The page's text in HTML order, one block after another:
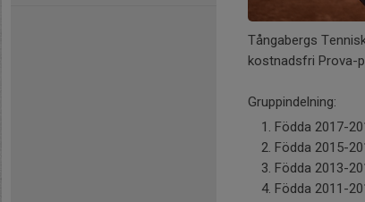
Tångabergs
kostnadsfri Prova-
Gruppindelning:
Födda 2017-
Födda 2015-
Födda 2013-
Födda 2011-